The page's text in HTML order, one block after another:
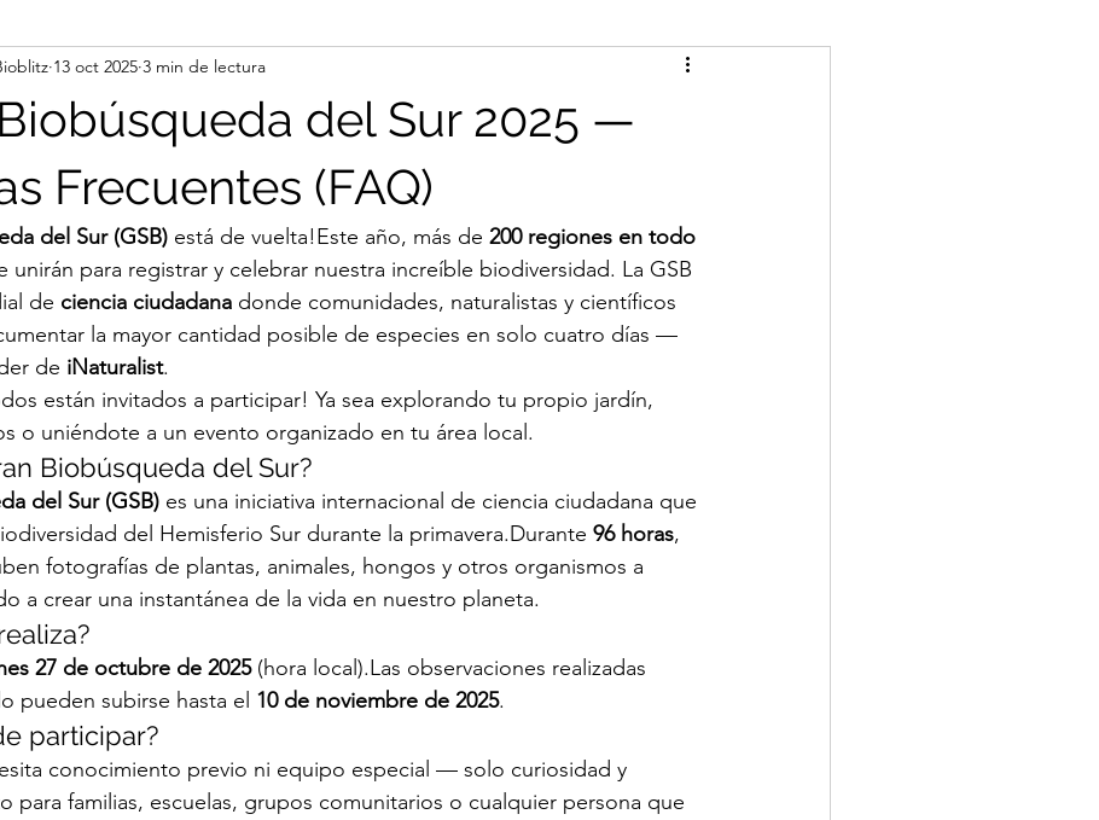
del Sur 2025 —
Frecuentes (FAQ)
13 oct 2025 3 min de lectura
del Sur (GSB) está de vuelta!Este año, más de 200 regiones en todo
unirán para registrar y celebrar nuestra increíble biodiversidad. La GSB
de ciencia ciudadana donde comunidades, naturalistas y científicos
la mayor cantidad posible de especies en solo cuatro días —
de iNaturalist.
están invitados a participar! Ya sea explorando tu propio jardín,
o uniéndote a un evento organizado en tu área local.
Biobúsqueda del Sur?
del Sur (GSB) es una iniciativa internacional de ciencia ciudadana que
del Hemisferio Sur durante la primavera.Durante 96 horas,
fotografías de plantas, animales, hongos y otros organismos a
a crear una instantánea de la vida en nuestro planeta.
27 de octubre de 2025 (hora local).Las observaciones realizadas
pueden subirse hasta el 10 de noviembre de 2025.
participar?
conocimiento previo ni equipo especial — solo curiosidad y
para familias, escuelas, grupos comunitarios o cualquier persona que